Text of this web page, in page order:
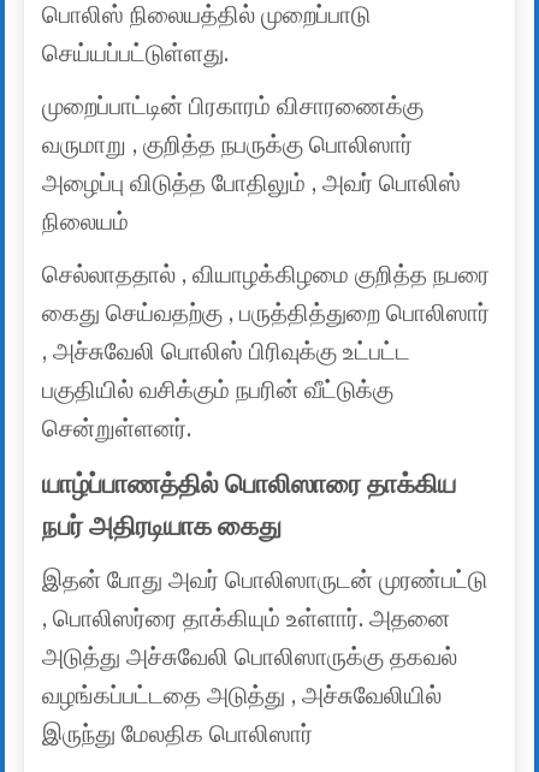
பொலிஸ் நிலையத்தில் முறைப்பாடு
செய்யப்பட்டுள்ளது.
முறைப்பாட்டின் பிரகாரம் விசாரணைக்கு
வருமாறு , குறித்த நபருக்கு பொலிஸார்
அழைப்பு விடுத்த போதிலும் , அவர் பொலிஸ்
நிலையம்
செல்லாததால் , வியாழக்கிழமை குறித்த நபரை
கைது செய்வதற்கு , பருத்தித்துறை பொலிஸார்
, அச்சுவேலி பொலிஸ் பிரிவுக்கு உட்பட்ட
பகுதியில் வசிக்கும் நபரின் வீட்டுக்கு
சென்றுள்ளனர்.
யாழ்ப்பாணத்தில் பொலிஸாரை தாக்கிய
நபர் அதிரடியாக கைது
இதன் போது அவர் பொலிஸாருடன் முரண்பட்டு
, பொலிஸர்ரை தாக்கியும் உள்ளார். அதனை
அடுத்து அச்சுவேலி பொலிஸாருக்கு தகவல்
வழங்கப்பட்டதை அடுத்து , அச்சுவேலியில்
இருந்து மேலதிக பொலிஸார்